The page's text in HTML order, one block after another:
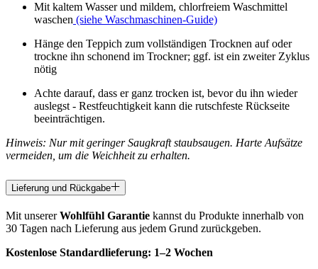
Mit kaltem Wasser und mildem, chlorfreiem Waschmittel
waschen (siehe Waschmaschinen-Guide)
Hänge den Teppich zum vollständigen Trocknen auf oder
trockne ihn schonend im Trockner; ggf. ist ein zweiter Zyklus
nötig
Achte darauf, dass er ganz trocken ist, bevor du ihn wieder
auslegst - Restfeuchtigkeit kann die rutschfeste Rückseite
beeinträchtigen.
Hinweis: Nur mit geringer Saugkraft staubsaugen. Harte Aufsätze
vermeiden, um die Weichheit zu erhalten.
Lieferung und Rückgabe
Mit unsererWohlfühl Garantie kannst du Produkte innerhalb von
30 Tagen nach Lieferung aus jedem Grund zurückgeben.
Kostenlose Standardlieferung: 1–2 Wochen